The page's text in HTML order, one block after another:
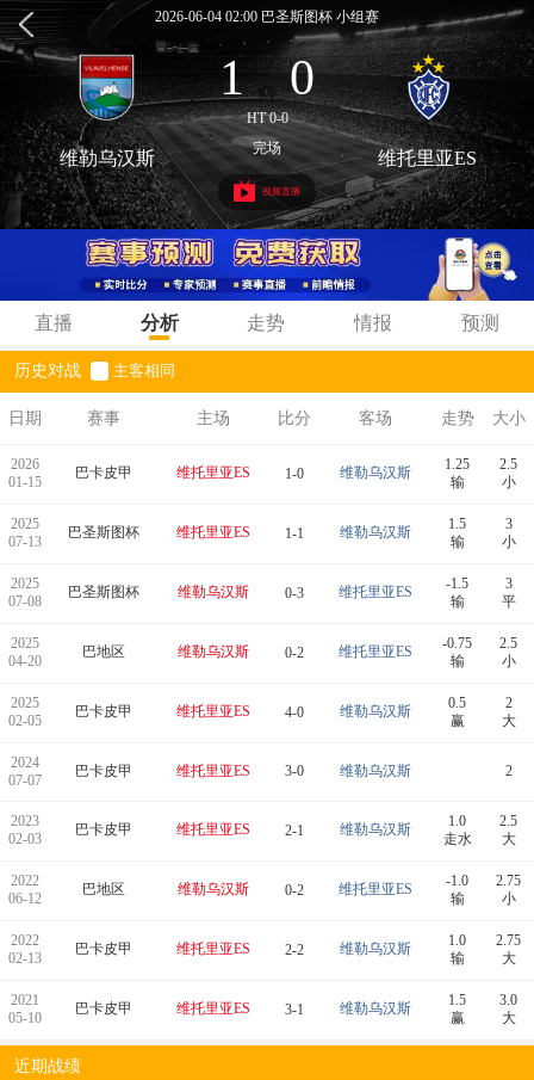
2026-06-04 02:00 巴圣斯图杯 小组赛
1 : 0
HT 0-0
维勒乌汉斯 完场 维托里亚ES
视频直播
直播 分析 走势 情报 预测
历史对战 主客相同
日期 赛事 主场 比分 客场 走势 大小
2026
01-15
巴卡皮甲 维托里亚ES 1-0 维勒乌汉斯
1.25
输
2.5
小
2025
07-13
巴圣斯图杯 维托里亚ES 1-1 维勒乌汉斯
1.5
输
3
小
2025
07-08
巴圣斯图杯 维勒乌汉斯 0-3 维托里亚ES
-1.5
输
3
平
2025
04-20
巴地区 维勒乌汉斯 0-2 维托里亚ES
-0.75
输
2.5
小
2025
02-05
巴卡皮甲 维托里亚ES 4-0 维勒乌汉斯
0.5
赢
2
大
2024
07-07
巴卡皮甲 维托里亚ES 3-0 维勒乌汉斯 2
2023
02-03
巴卡皮甲 维托里亚ES 2-1 维勒乌汉斯
1.0
走水
2.5
大
2022
06-12
巴地区 维勒乌汉斯 0-2 维托里亚ES
-1.0
输
2.75
小
2022
02-13
巴卡皮甲 维托里亚ES 2-2 维勒乌汉斯
1.0
输
2.75
大
2021
05-10
巴卡皮甲 维托里亚ES 3-1 维勒乌汉斯
1.5
赢
3.0
大
近期战绩